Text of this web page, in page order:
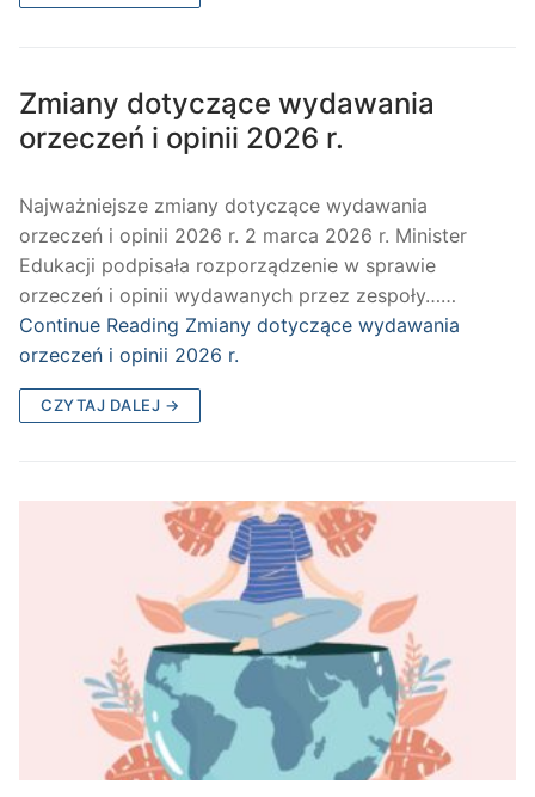
Zmiany dotyczące wydawania
orzeczeń i opinii 2026 r.
Najważniejsze zmiany dotyczące wydawania
orzeczeń i opinii 2026 r. 2 marca 2026 r. Minister
Edukacji podpisała rozporządzenie w sprawie
orzeczeń i opinii wydawanych przez zespoły……
Continue Reading Zmiany dotyczące wydawania
orzeczeń i opinii 2026 r.
CZYTAJ DALEJ →